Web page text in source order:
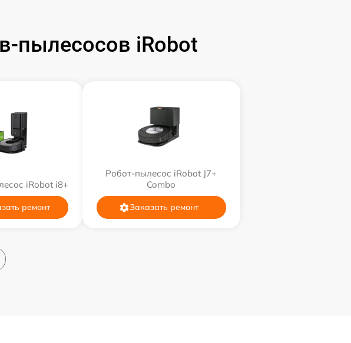
пылесосов iRobot
iRobot i8+
ремонт
Робот-пылесос iRobot J7+
Combo
Заказать ремонт